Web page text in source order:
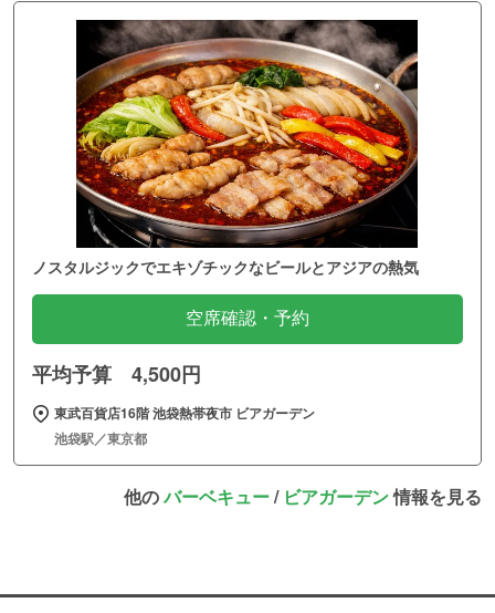
ノスタルジックでエキゾチックなビールとアジアの熱気
空席確認・予約
平均予算 4,500円
東武百貨店16階 池袋熱帯夜市 ビアガーデン
池袋駅／東京都
他のバーベキュー/ ビアガーデン情報を見る